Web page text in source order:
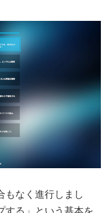
もなく進行しまし
する」という基本を